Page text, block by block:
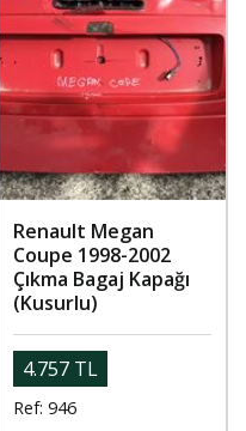
Renault Megan
Coupe 1998-2002
Çıkma Bagaj Kapağı
(Kusurlu)
4.757 TL
Ref: 946